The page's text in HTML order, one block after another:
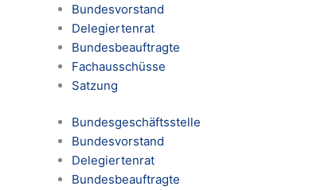
Bundesvorstand
Delegiertenrat
Bundesbeauftragte
Fachausschüsse
Satzung
Bundesgeschäftsstelle
Bundesvorstand
Delegiertenrat
Bundesbeauftragte